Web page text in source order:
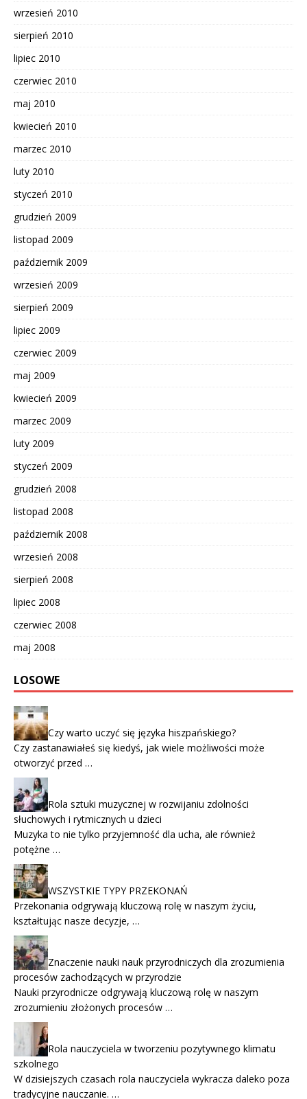
wrzesień 2010
sierpień 2010
lipiec 2010
czerwiec 2010
maj 2010
kwiecień 2010
marzec 2010
luty 2010
styczeń 2010
grudzień 2009
listopad 2009
październik 2009
wrzesień 2009
sierpień 2009
lipiec 2009
czerwiec 2009
maj 2009
kwiecień 2009
marzec 2009
luty 2009
styczeń 2009
grudzień 2008
listopad 2008
październik 2008
wrzesień 2008
sierpień 2008
lipiec 2008
czerwiec 2008
maj 2008
LOSOWE
Czy warto uczyć się języka hiszpańskiego?
Czy zastanawiałeś się kiedyś, jak wiele możliwości może
otworzyć przed …
Rola sztuki muzycznej w rozwijaniu zdolności
słuchowych i rytmicznych u dzieci
Muzyka to nie tylko przyjemność dla ucha, ale również
potężne …
WSZYSTKIE TYPY PRZEKONAŃ
Przekonania odgrywają kluczową rolę w naszym życiu,
kształtując nasze decyzje, …
Znaczenie nauki nauk przyrodniczych dla zrozumienia
procesów zachodzących w przyrodzie
Nauki przyrodnicze odgrywają kluczową rolę w naszym
zrozumieniu złożonych procesów …
Rola nauczyciela w tworzeniu pozytywnego klimatu
szkolnego
W dzisiejszych czasach rola nauczyciela wykracza daleko poza
tradycyjne nauczanie. …